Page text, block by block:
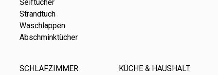
Seiftücher
Strandtuch
Waschlappen
Abschminktücher
SCHLAFZIMMER
KÜCHE & HAUSHALT